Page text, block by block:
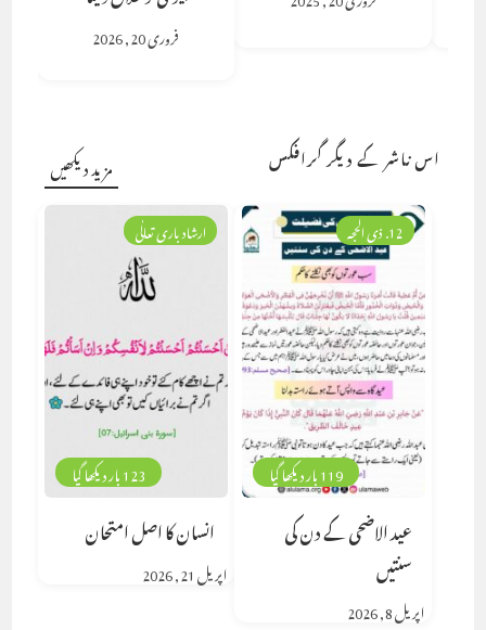
فروری 20, 2026
اس ناشر کے دیگر گرافکس مزید دیکھیں
123 بار دیکھا گیا
ارشاد باری تعالٰی
انسان کا اصل امتحان
اپریل 21, 2026
119 بار دیکھا گیا
12. ذی الحجہ
عید الاضحی کے دن کی
سنتیں
اپریل 8, 2026